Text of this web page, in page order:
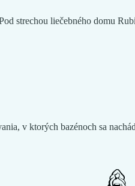
strechou liečebného domu
v ktorých bazénoch sa